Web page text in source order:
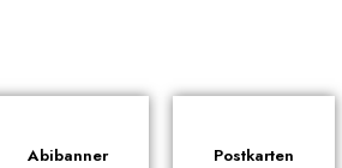
Abibanner Postkarten